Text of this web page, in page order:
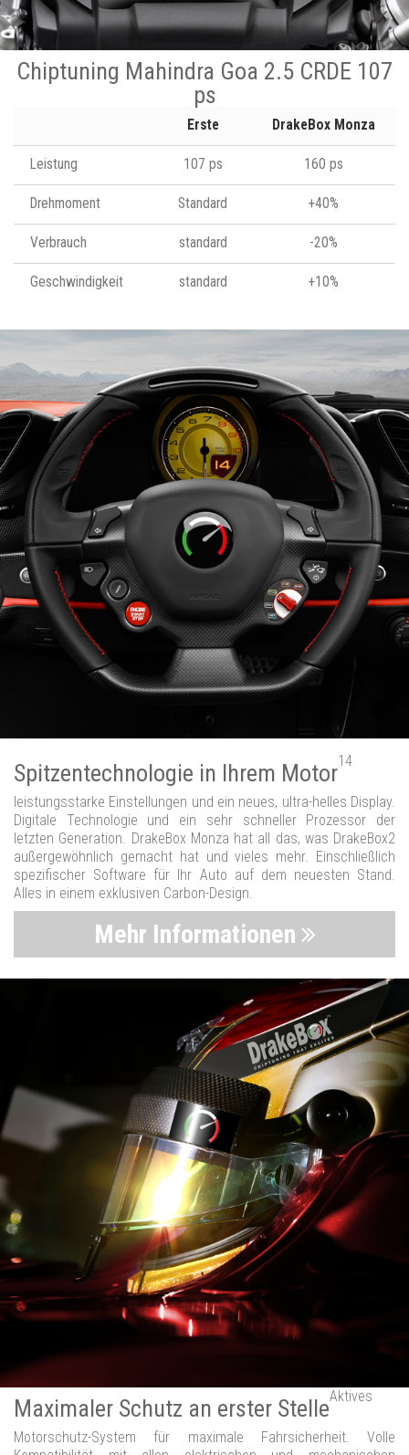
Chiptuning Mahindra Goa 2.5 CRDE 107
ps
Erste DrakeBox Monza
Leistung 107 ps 160 ps
Drehmoment Standard +40%
Verbrauch standard -20%
Geschwindigkeit standard +10%
Spitzentechnologie in Ihrem Motor14
leistungsstarke Einstellungen und ein neues, ultra-helles Display.
Digitale Technologie und ein sehr schneller Prozessor der
letzten Generation. DrakeBox Monza hat all das, was DrakeBox2
außergewöhnlich gemacht hat und vieles mehr. Einschließlich
spezifischer Software für Ihr Auto auf dem neuesten Stand.
Alles in einem exklusiven Carbon-Design.
Mehr Informationen
Maximaler Schutz an erster StelleAktives
Motorschutz-System für maximale Fahrsicherheit. Volle